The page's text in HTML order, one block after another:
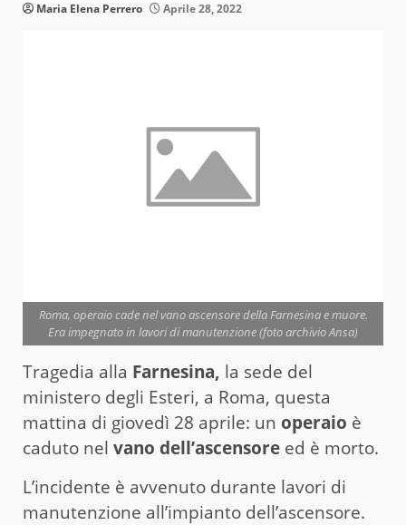
Maria Elena Perrero Aprile 28, 2022
Roma, operaio cade nel vano ascensore della Farnesina e muore.
Era impegnato in lavori di manutenzione (foto archivio Ansa)
Tragedia alla Farnesina, la sede del
ministero degli Esteri, a Roma, questa
mattina di giovedì 28 aprile: un operaio è
caduto nel vano dell’ascensore ed è morto.
L’incidente è avvenuto durante lavori di
manutenzione all’impianto dell’ascensore.